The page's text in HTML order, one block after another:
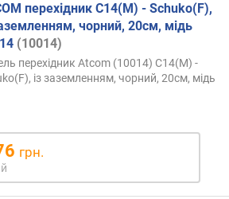
перехідник С14(M) - Schuko(F),
чорний, 20см, мідь
(10014)
перехідник Atcom (10014) С14(M) -
із заземленням, чорний, 20см, мідь
грн.